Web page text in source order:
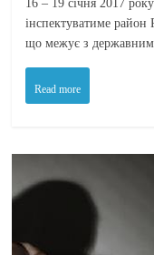
16 – 19 січня 2017
інспектуватиме район
що межує з
Read more